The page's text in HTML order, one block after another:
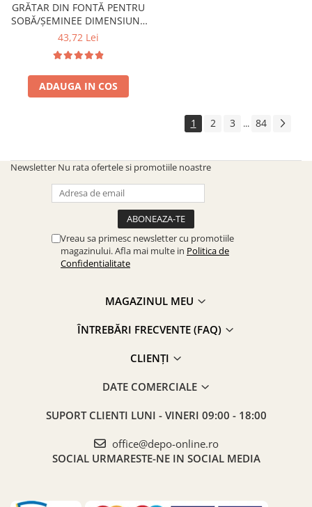
GRĂTAR DIN FONTĂ PENTRU
SOBĂ/ȘEMINEE DIMENSIUNE
300 mm x 200 mm
43,72 Lei
ADAUGA IN COS
1 2 3 ... 84
Newsletter Nu rata ofertele si promotiile noastre
Vreau sa primesc newsletter cu promotiile
magazinului. Afla mai multe in Politica de
Confidentialitate
MAGAZINUL MEU
ÎNTREBĂRI FRECVENTE (FAQ)
CLIENȚI
DATE COMERCIALE
SUPORT CLIENTI LUNI - VINERI 09:00 - 18:00
office@depo-online.ro
SOCIAL URMARESTE-NE IN SOCIAL MEDIA